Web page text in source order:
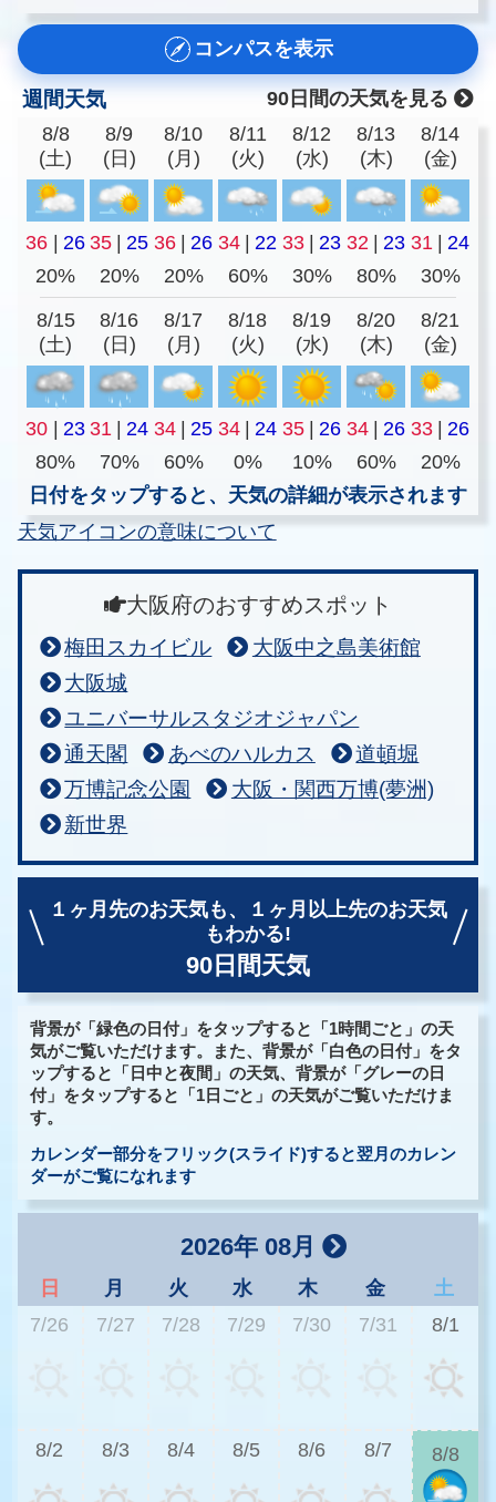
コンパスを表示
週間天気
90日間の天気を見る
8/8
(土)
8/9
(日)
8/10
(月)
8/11
(火)
8/12
(水)
8/13
(木)
8/14
(金)
36 | 26 35 | 25 36 | 26 34 | 22 33 | 23 32 | 23 31 | 24
20%
20% 20% 60% 30% 80% 30%
8/15
(土)
8/16
(日)
8/17
(月)
8/18
(火)
8/19
(水)
8/20
(木)
8/21
(金)
30 | 23 31 | 24 34 | 25 34 | 24 35 | 26 34 | 26 33 | 26
80%
70% 60% 0% 10% 60%
20%
日付をタップすると、天気の詳細が表示されます
天気アイコンの意味について
大阪府のおすすめスポット
梅田スカイビル
大阪中之島美術館
大阪城
ユニバーサルスタジオジャパン
通天閣
あべのハルカス
道頓堀
万博記念公園
大阪・関西万博(夢洲)
新世界
１ヶ月先のお天気も、
１ヶ月以上先のお天気
もわかる!
90日間天気
背景が「緑色の日付」をタップすると「1時間ごと」の天
気がご覧いただけます。また、背景が「白色の日付」をタ
ップすると「日中と夜間」の天気、背景が「グレーの日
付」をタップすると「1日ごと」の天気がご覧いただけま
す。
カレンダー部分をフリック(スライド)すると翌月のカレン
ダーがご覧になれます
2026年 08月
日 月 火 水 木 金
土
7/26
7/27 7/28 7/29 7/30 7/31 8/1
8/2 8/3 8/4 8/5 8/6 8/7 8/8